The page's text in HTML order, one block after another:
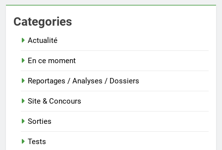
Categories
Actualité
En ce moment
Reportages / Analyses / Dossiers
Site & Concours
Sorties
Tests